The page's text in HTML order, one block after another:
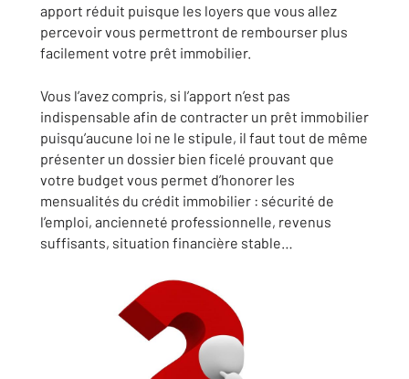
apport réduit puisque les loyers que vous allez
percevoir vous permettront de rembourser plus
facilement votre prêt immobilier.
Vous l’avez compris, si l’apport n’est pas
indispensable afin de contracter un prêt immobilier
puisqu’aucune loi ne le stipule, il faut tout de même
présenter un dossier bien ficelé prouvant que
votre budget vous permet d’honorer les
mensualités du crédit immobilier : sécurité de
l’emploi, ancienneté professionnelle, revenus
suffisants, situation financière stable…